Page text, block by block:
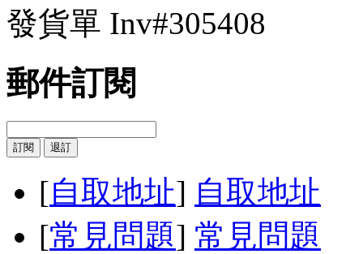
發貨單 Inv#305408
郵件訂閱
[自取地址] 自取地址
[常見問題] 常見問題